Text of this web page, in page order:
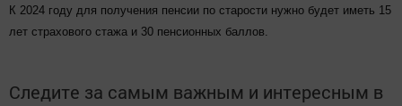
К 2024 году для получения пенсии по старости нужно будет иметь 15
лет страхового стажа и 30 пенсионных баллов.
Следите за самым важным и интересным в